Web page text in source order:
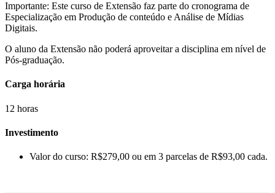
Importante: Este curso de Extensão faz parte do cronograma de
Especialização em Produção de conteúdo e Análise de Mídias
Digitais.
O aluno da Extensão não poderá aproveitar a disciplina em nível de
Pós-graduação.
Carga horária
12 horas
Investimento
Valor do curso: R$279,00 ou em 3 parcelas de R$93,00 cada.